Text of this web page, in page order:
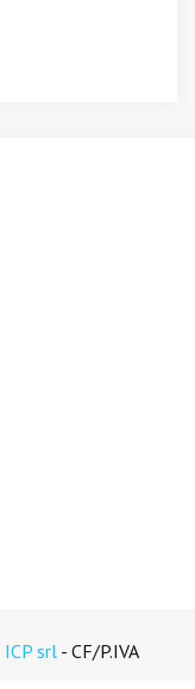
ICP srl- CF/P.IVA